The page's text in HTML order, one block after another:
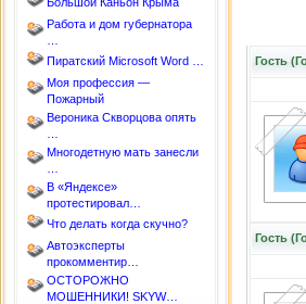
Работа и дом губернатора
Пиратский Microsoft Word …
Моя профессия —
Пожарный
Вероника Скворцова опять
Многодетную мать занесли
В «Яндексе»
протестировал…
Что делать когда скучно?
Автоэксперты
прокомментир…
ОСТОРОЖНО
МОШЕННИКИ! SKYW…
Гость
Гость